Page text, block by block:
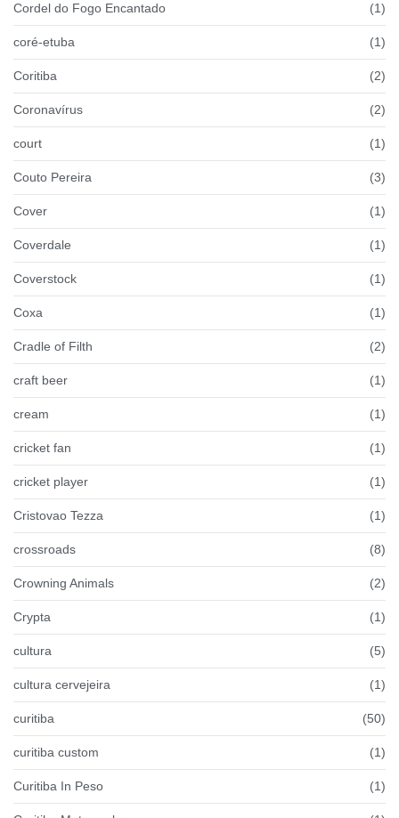
Cordel do Fogo Encantado (1)
coré-etuba (1)
Coritiba (2)
Coronavírus (2)
court (1)
Couto Pereira (3)
Cover (1)
Coverdale (1)
Coverstock (1)
Coxa (1)
Cradle of Filth (2)
craft beer (1)
cream (1)
cricket fan (1)
cricket player (1)
Cristovao Tezza (1)
crossroads (8)
Crowning Animals (2)
Crypta (1)
cultura (5)
cultura cervejeira (1)
curitiba (50)
curitiba custom (1)
Curitiba In Peso (1)